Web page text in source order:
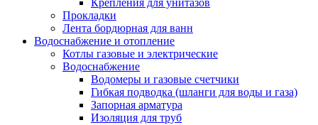
Крепления для унитазов
Прокладки
Лента бордюрная для ванн
Водоснабжение и отопление
Котлы газовые и электрические
Водоснабжение
Водомеры и газовые счетчики
Гибкая подводка (шланги для воды и газа)
Запорная арматура
Изоляция для труб